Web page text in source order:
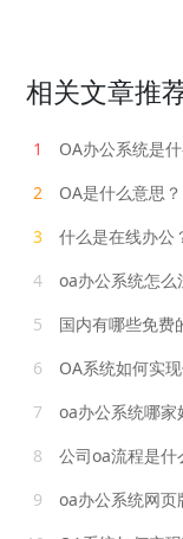
相关文章推
1
OA办公系统是
2
OA是什么意思？
3
什么是在线办公
4
oa办公系统怎么
5
国内有哪些免费
6
OA系统如何实
7
oa办公系统哪家
8
公司oa流程是什
9
oa办公系统网页